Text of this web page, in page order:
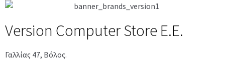
Version Computer Store Ε.Ε.
Γαλλίας 47, Βόλος.